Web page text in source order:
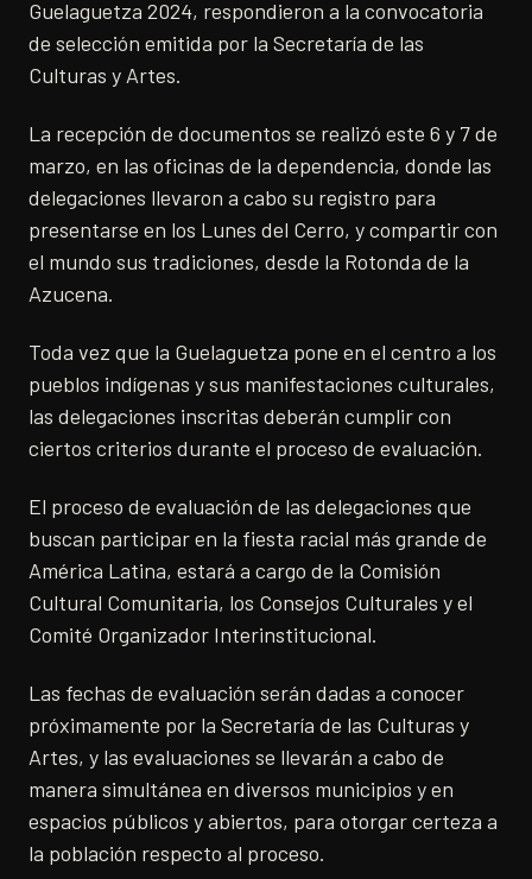
Guelaguetza 2024, respondieron a la convocatoria
de selección emitida por la Secretaría de las
Culturas y Artes.
La recepción de documentos se realizó este 6 y 7 de
marzo, en las oficinas de la dependencia, donde las
delegaciones llevaron a cabo su registro para
presentarse en los Lunes del Cerro, y compartir con
el mundo sus tradiciones, desde la Rotonda de la
Azucena.
Toda vez que la Guelaguetza pone en el centro a los
pueblos indígenas y sus manifestaciones culturales,
las delegaciones inscritas deberán cumplir con
ciertos criterios durante el proceso de evaluación.
El proceso de evaluación de las delegaciones que
buscan participar en la fiesta racial más grande de
América Latina, estará a cargo de la Comisión
Cultural Comunitaria, los Consejos Culturales y el
Comité Organizador Interinstitucional.
Las fechas de evaluación serán dadas a conocer
próximamente por la Secretaría de las Culturas y
Artes, y las evaluaciones se llevarán a cabo de
manera simultánea en diversos municipios y en
espacios públicos y abiertos, para otorgar certeza a
la población respecto al proceso.